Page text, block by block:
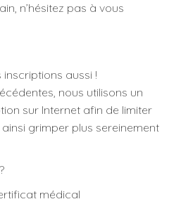
n’hésitez pas à vous
aussi !
nous utilisons un
sur Internet afin de limiter
grimper plus sereinement
médical